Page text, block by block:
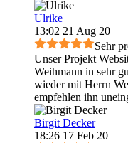
Ulrike
13:02 21 Aug 20
Sehr
Unser Projekt
Weihmann in sehr
wieder mit Herrn
empfehlen ihn
Birgit Decker
18:26 17 Feb 20